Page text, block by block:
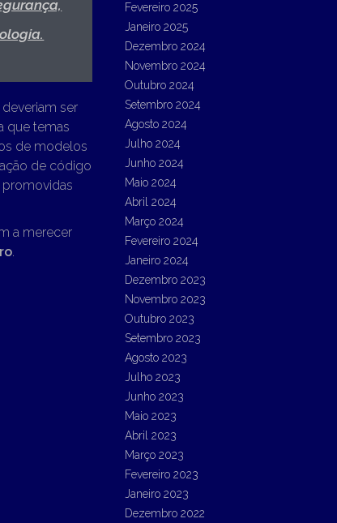
ser
que temas
de modelos
de código
a merecer
.
Fevereiro 2025
Janeiro 2025
Dezembro 2024
Novembro 2024
Outubro 2024
Setembro 2024
Agosto 2024
Julho 2024
Junho 2024
Maio 2024
Abril 2024
Março 2024
Fevereiro 2024
Janeiro 2024
Dezembro 2023
Novembro 2023
Outubro 2023
Setembro 2023
Agosto 2023
Julho 2023
Junho 2023
Maio 2023
Abril 2023
Março 2023
Fevereiro 2023
Janeiro 2023
Dezembro 2022